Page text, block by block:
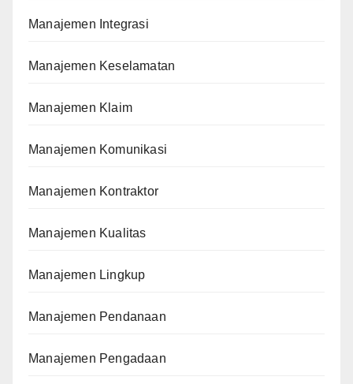
Manajemen Integrasi
Manajemen Keselamatan
Manajemen Klaim
Manajemen Komunikasi
Manajemen Kontraktor
Manajemen Kualitas
Manajemen Lingkup
Manajemen Pendanaan
Manajemen Pengadaan